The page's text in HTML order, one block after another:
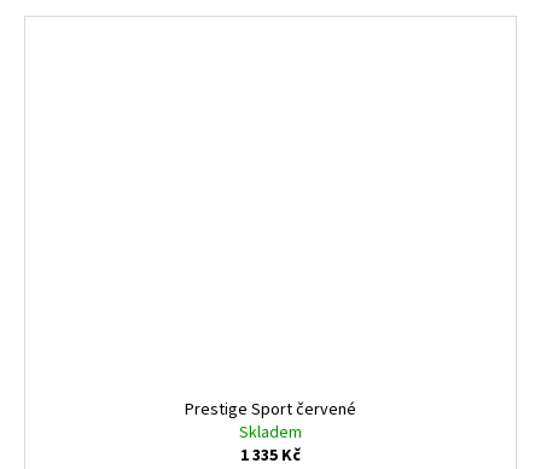
Prestige Sport červené
Skladem
1 335 Kč